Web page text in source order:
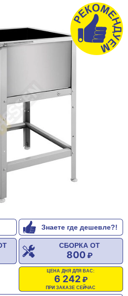
Знаете где дешевле?!
СБОРКА ОТ
800
ЦЕНА ДНЯ ДЛЯ ВАС:
6 242
ПРИ ЗАКАЗЕ СЕЙЧАС